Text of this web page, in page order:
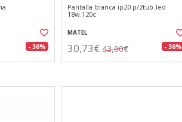
- 30%
Pantalla blanca ip20 p/2tub.led
18w.120c
MATEL
30,73€ 43,90€ - 30%